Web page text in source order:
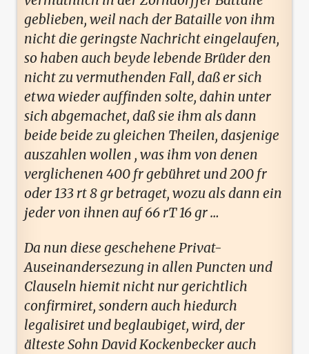
geblieben, weil nach der Bataille von ihm
nicht die geringste Nachricht eingelaufen,
so haben auch beyde lebende Brüder den
nicht zu vermuthenden Fall, daß er sich
etwa wieder auffinden solte, dahin unter
sich abgemachet, daß sie ihm als dann
beide beide zu gleichen Theilen, dasjenige
auszahlen wollen , was ihm von denen
verglichenen 400 fr gebühret und 200 fr
oder 133 rt 8 gr betraget, wozu als dann ein
jeder von ihnen auf 66 rT 16 gr …
Da nun diese geschehene Privat-
Auseinandersezung in allen Puncten und
Clauseln hiemit nicht nur gerichtlich
confirmiret, sondern auch hiedurch
legalisiret und beglaubiget, wird, der
älteste Sohn David Kockenbecker auch